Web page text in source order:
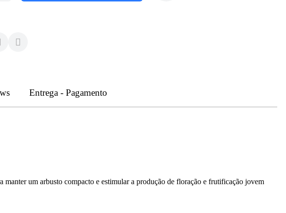
Entrega - Pagamento
um arbusto compacto e estimular a produção de floração e frutificação jovem